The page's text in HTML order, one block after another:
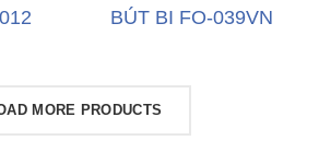
BÚT BI FO-039VN
MORE PRODUCTS